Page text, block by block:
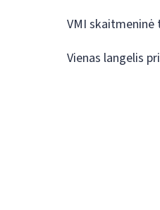
VMI
Vienas langelis